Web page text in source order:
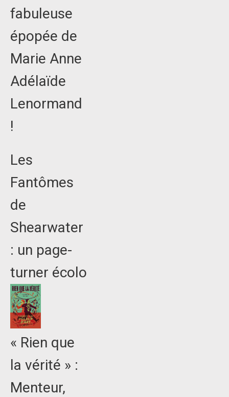
fabuleuse
épopée de
Marie Anne
Adélaïde
Lenormand
!
Les
Fantômes
de
Shearwater
: un page-
turner écolo
« Rien que
la vérité » :
Menteur,